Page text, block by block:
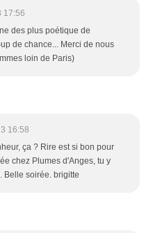
17:56
des plus poétique de
de chance... Merci de nous
loin de Paris)
16:58
ça ? Rire est si bon pour
chez Plumes d'Anges, tu y
Belle soirée. brigitte